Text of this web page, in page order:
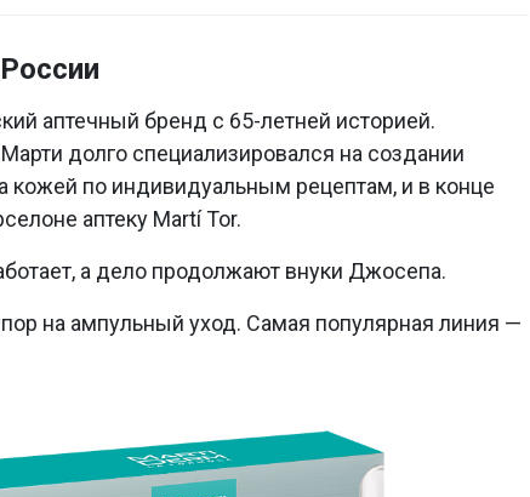
аптечный бренд с 65-летней историей.
долго специализировался на создании
кожей по индивидуальным рецептам, и в конце
аптеку Martí Tor.
а дело продолжают внуки Джосепа.
на ампульный уход. Самая популярная линия —